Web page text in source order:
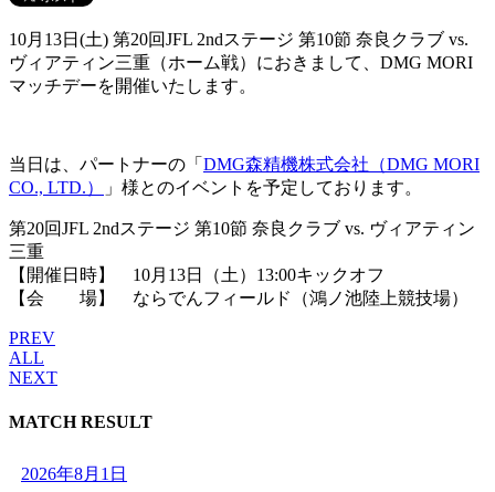
10月13日(土) 第20回JFL 2ndステージ 第10節 奈良クラブ vs.
ヴィアティン三重（ホーム戦）におきまして、DMG MORI
マッチデーを開催いたします。
当日は、パートナーの「 DMG森精機株式会社（DMG MORI
CO., LTD.）
」様とのイベントを予定しております。
第20回JFL 2ndステージ 第10節 奈良クラブ vs. ヴィアティン
三重
【開催日時】 10月13日（土）13:00キックオフ
【会 場】 ならでんフィールド（鴻ノ池陸上競技場）
PREV
ALL
NEXT
MATCH RESULT
2026年8月1日